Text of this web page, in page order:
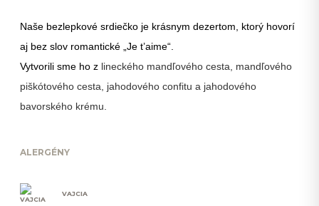
Naše bezlepkové srdiečko je krásnym dezertom, ktorý hovorí
aj bez slov romantické „Je t’aime“.
Vytvorili sme ho z lineckého mandľového cesta, mandľového
piškótového cesta, jahodového confitu a jahodového
bavorského krému.
ALERGÉNY
VAJCIA